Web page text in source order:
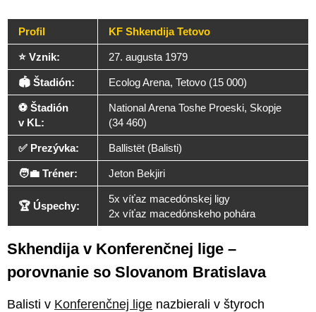
Profil KF Shkendija Tetovo
⭐ Vznik: 27. augusta 1979
🏟️ Štadión: Ecolog Arena, Tetovo (15 000)
⚽️ Štadión
v KL:
National Arena Toshe Proeski, Skopje
(34 460)
✅ Prezývka: Ballistët (Balisti)
🧑‍💼 Tréner: Jeton Bekjiri
🏆 Úspechy:
5x víťaz macedónskej ligy
2x víťaz macedónskeho pohára
Skhendija v Konferenčnej lige –
porovnanie so Slovanom Bratislava
Balisti v Konferenčnej lige nazbierali v štyroch